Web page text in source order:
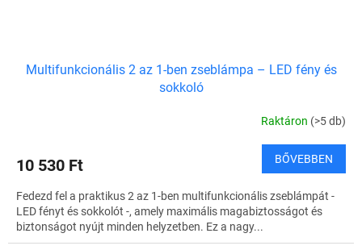
Multifunkcionális 2 az 1-ben zseblámpa – LED fény és
sokkoló
Raktáron (>5 db)
10 530 Ft BŐVEBBEN
Fedezd fel a praktikus 2 az 1-ben multifunkcionális zseblámpát -
LED fényt és sokkolót -, amely maximális magabiztosságot és
biztonságot nyújt minden helyzetben. Ez a nagy...